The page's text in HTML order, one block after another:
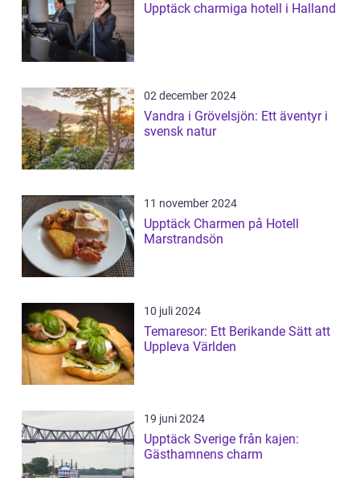
Upptäck charmiga hotell i Halland
02 december 2024
Vandra i Grövelsjön: Ett äventyr i
svensk natur
11 november 2024
Upptäck Charmen på Hotell
Marstrandsön
10 juli 2024
Temaresor: Ett Berikande Sätt att
Uppleva Världen
19 juni 2024
Upptäck Sverige från kajen:
Gästhamnens charm